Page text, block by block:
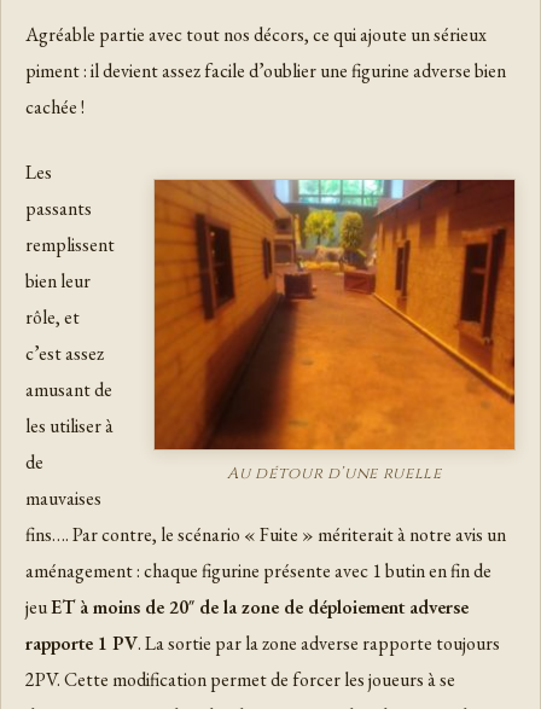
Agréable partie avec tout nos décors, ce qui ajoute un sérieux
piment : il devient assez facile d’oublier une figurine adverse bien
cachée !
Au détour d’une ruelle
Les
passants
remplissent
bien leur
rôle, et
c’est assez
amusant de
les utiliser à
de
mauvaises
fins…. Par contre, le scénario « Fuite » mériterait à notre avis un
aménagement : chaque figurine présente avec 1 butin en fin de
jeuET à moins de 20″ de la zone de déploiement adverse
rapporte 1 PV. La sortie par la zone adverse rapporte toujours
2PV. Cette modification permet de forcer les joueurs à se